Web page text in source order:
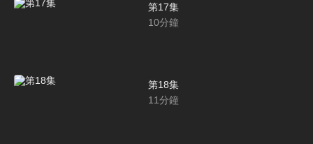
第17集
10分鐘
第18集
11分鐘